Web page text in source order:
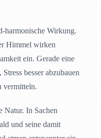
harmonische Wirkung.
Himmel wirken
ein. Gerade eine
besser abzubauen
vermitteln.
Natur. In Sachen
und seine damit